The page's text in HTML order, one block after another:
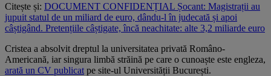
Citește și: DOCUMENT CONFIDENȚIAL Șocant: Magistrații au
jupuit statul de un miliard de euro, dându-l în judecată și apoi
câștigând. Pretențiile câștigate, încă neachitate: alte 3,2 miliarde euro
Cristea a absolvit dreptul la universitatea privată Româno-
Americană, iar singura limbă străină pe care o cunoaște este engleza,
arată un CV publicat pe site-ul Universității București.